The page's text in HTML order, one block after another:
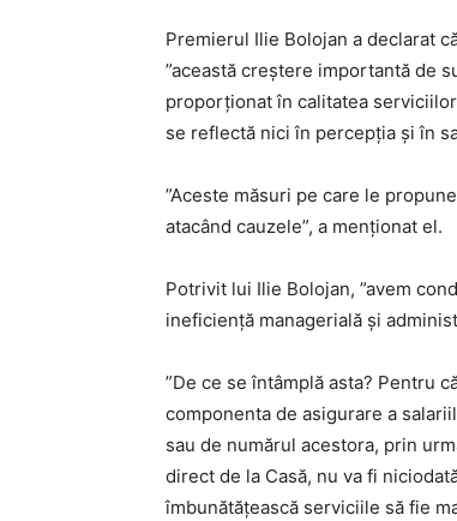
Premierul Ilie Bolojan a declarat
”această creştere importantă de
proporţionat în calitatea
se reflectă nici în percepţia şi în
”Aceste măsuri pe care le
atacând cauzele”, a menţionat el.
Potrivit lui Ilie Bolojan, ”avem
ineficienţă managerială şi
”De ce se întâmplă asta? Pentru
componenta de asigurare a
sau de numărul acestora, prin
direct de la Casă, nu va fi
îmbunătăţească serviciile să fie